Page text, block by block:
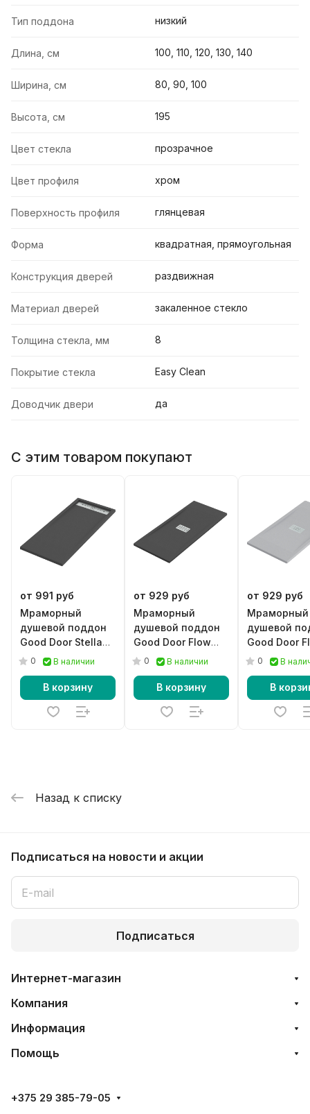
Тип поддона низкий
Длина, см 100, 110, 120, 130, 140
Ширина, см 80, 90, 100
Высота, см 195
Цвет стекла прозрачное
Цвет профиля хром
Поверхность профиля глянцевая
Форма квадратная, прямоугольная
Конструкция дверей раздвижная
Материал дверей закаленное стекло
Толщина стекла, мм 8
Покрытие стекла Easy Clean
Доводчик двери да
С этим товаром покупают
от 991 руб
Мраморный
душевой поддон
Good Door Stella
черный
0 В наличии
В корзину
от 929 руб
Мраморный
душевой поддон
Good Door Flow
черный
0 В наличии
В корзину
от 929 руб
Мраморный
душевой
Good Door
графит
0 В
В
Назад к списку
Подписаться на новости и акции
Подписаться
Интернет-магазин
Компания
Информация
Помощь
+375 29 385-79-05